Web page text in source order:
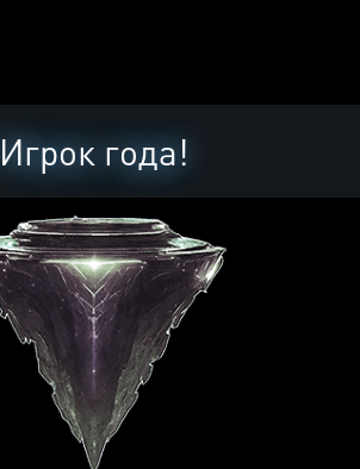
Игрок года!